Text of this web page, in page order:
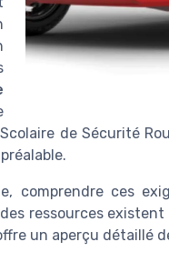
de Sécurité
comprendre ces
ressources
un aperçu détaillé